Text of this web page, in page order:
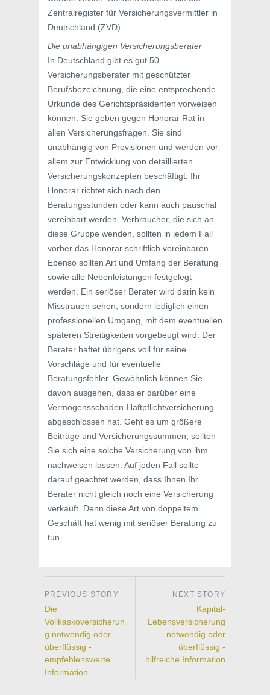
Zentralregister für Versicherungsvermittler in
Deutschland (ZVD).
Die unabhängigen Versicherungsberater
In Deutschland gibt es gut 50
Versicherungsberater mit geschützter
Berufsbezeichnung, die eine entsprechende
Urkunde des Gerichtspräsidenten vorweisen
können. Sie geben gegen Honorar Rat in
allen Versicherungsfragen. Sie sind
unabhängig von Provisionen und werden vor
allem zur Entwicklung von detaillierten
Versicherungskonzepten beschäftigt. Ihr
Honorar richtet sich nach den
Beratungsstunden oder kann auch pauschal
vereinbart werden. Verbraucher, die sich an
diese Gruppe wenden, sollten in jedem Fall
vorher das Honorar schriftlich vereinbaren.
Ebenso sollten Art und Umfang der Beratung
sowie alle Nebenleistungen festgelegt
werden. Ein seriöser Berater wird darin kein
Misstrauen sehen, sondern lediglich einen
professionellen Umgang, mit dem eventuellen
späteren Streitigkeiten vorgebeugt wird. Der
Berater haftet übrigens voll für seine
Vorschläge und für eventuelle
Beratungsfehler. Gewöhnlich können Sie
davon ausgehen, dass er darüber eine
Vermögensschaden-Haftpflichtversicherung
abgeschlossen hat. Geht es um größere
Beiträge und Versicherungssummen, sollten
Sie sich eine solche Versicherung von ihm
nachweisen lassen. Auf jeden Fall sollte
darauf geachtet werden, dass Ihnen Ihr
Berater nicht gleich noch eine Versicherung
verkauft. Denn diese Art von doppeltem
Geschäft hat wenig mit seriöser Beratung zu
tun.
Die
Vollkaskoversicherun
g notwendig oder
überflüssig -
empfehlenswerte
Information
Kapital-
Lebensversicherung
notwendig oder
überflüssig -
hilfreiche Information